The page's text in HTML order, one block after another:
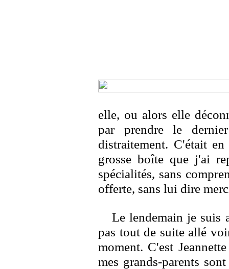
elle, ou alors elle
par prendre le
distraitement. C'était
grosse boîte que j'ai
spécialités, sans
offerte, sans lui dire
Le lendemain je suis
pas tout de suite allé
moment. C'est
mes grands-parents